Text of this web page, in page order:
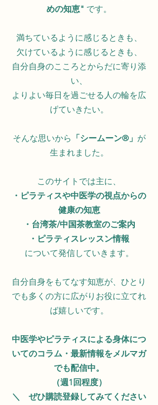
めの知恵" です。
満ちているように感じるときも、
欠けているように感じるときも、
自分自身のこころとからだに寄り添
い、
よりよい毎日を過ごせる人の輪を広
げていきたい。
そんな思いから 「シームーン®️」 が
生まれました。
このサイトでは主に、​
・ピラティスや中医学の視点からの
健康の知恵
・台湾茶/中国茶教室のご案内
・ピラティスレッスン情報
について発信していきます。
自分自身をもてなす知恵が、ひとり
でも多くの方に広がりお役に立てれ
ば嬉しいです。
中医学やピラティスによる身体につ
いてのコラム・最新情報をメルマガ
でも配信中。
​（週1回程度）
＼ ぜひ購読登録してみてください